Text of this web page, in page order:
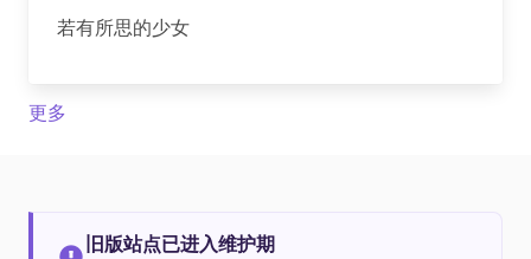
若有所思的少女
更多
旧版站点已进入维护期